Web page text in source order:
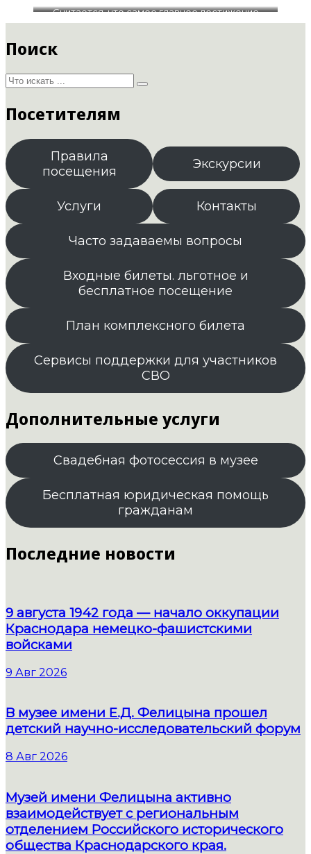
Считается, что самое главное достижение
Надежды Сухановской — строительство Дома
края. На этом участке раньше располагалась
Поиск
Посетителям
Правила
посещения
Экскурсии
Услуги Контакты
Часто задаваемы вопросы
Входные билеты. льготное и
бесплатное посещение
План комплексного билета
Сервисы поддержки для участников
СВО
Дополнительные услуги
Свадебная фотосессия в музее
Бесплатная юридическая помощь
гражданам
Последние новости
9 августа 1942 года — начало оккупации
Краснодара немецко-фашистскими
войсками
9 Авг 2026
В музее имени Е.Д. Фелицына прошел
детский научно-исследовательский форум
8 Авг 2026
Музей имени Фелицына активно
взаимодействует с региональным
отделением Российского исторического
общества Краснодарского края.